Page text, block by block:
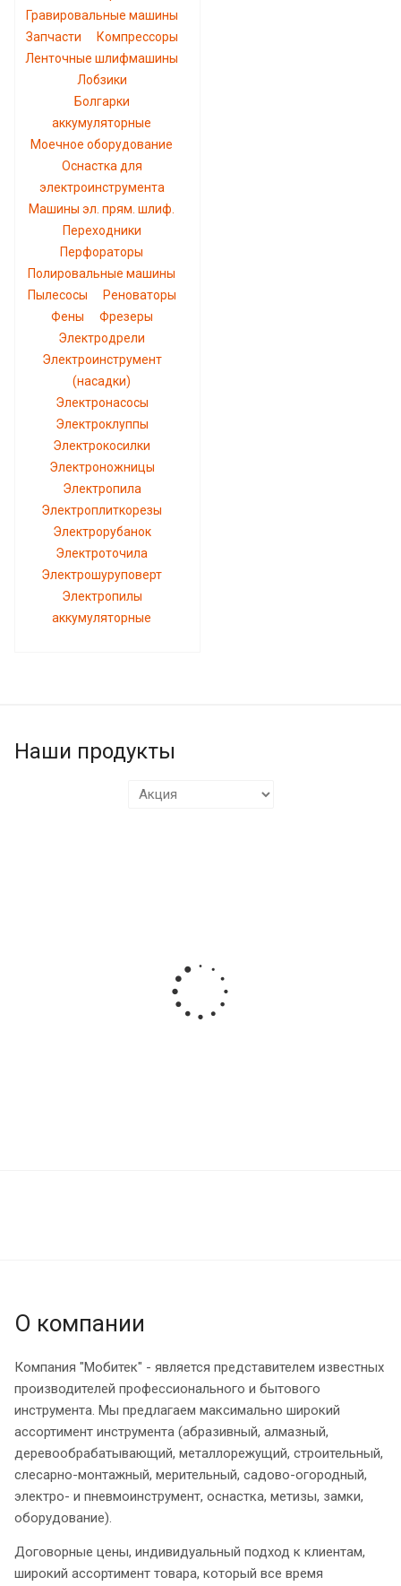
Гравировальные машины
Запчасти
Компрессоры
Ленточные шлифмашины
Лобзики
Болгарки
аккумуляторные
Моечное оборудование
Оснастка для
электроинструмента
Машины эл. прям. шлиф.
Переходники
Перфораторы
Полировальные машины
Пылесосы
Реноваторы
Фены
Фрезеры
Электродрели
Электроинструмент
(насадки)
Электронасосы
Электроклуппы
Электрокосилки
Электроножницы
Электропила
Электроплиткорезы
Электрорубанок
Электроточила
Электрошуруповерт
Электропилы
аккумуляторные
Наши продукты
О компании
Компания "Мобитек" - является представителем известных
производителей профессионального и бытового
инструмента. Мы предлагаем максимально широкий
ассортимент инструмента (абразивный, алмазный,
деревообрабатывающий, металлорежущий, строительный,
слесарно-монтажный, мерительный, садово-огородный,
электро- и пневмоинструмент, оснастка, метизы, замки,
оборудование).
Договорные цены, индивидуальный подход к клиентам,
широкий ассортимент товара, который все время